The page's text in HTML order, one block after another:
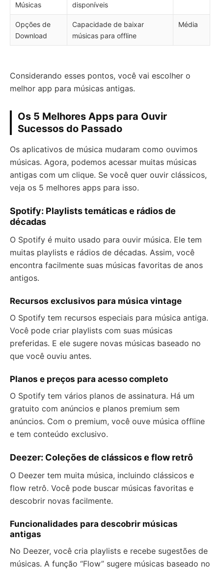
Músicas
disponíveis
Opções de
Download
Capacidade de baixar
músicas para offline
Média
Considerando esses pontos, você vai escolher o
melhor app para músicas antigas.
Os 5 Melhores Apps para Ouvir
Sucessos do Passado
Os aplicativos de música mudaram como ouvimos
músicas. Agora, podemos acessar muitas músicas
antigas com um clique. Se você quer ouvir clássicos,
veja os 5 melhores apps para isso.
Spotify: Playlists temáticas e rádios de
décadas
O Spotify é muito usado para ouvir música. Ele tem
muitas playlists e rádios de décadas. Assim, você
encontra facilmente suas músicas favoritas de anos
antigos.
Recursos exclusivos para música vintage
O Spotify tem recursos especiais para música antiga.
Você pode criar playlists com suas músicas
preferidas. E ele sugere novas músicas baseado no
que você ouviu antes.
Planos e preços para acesso completo
O Spotify tem vários planos de assinatura. Há um
gratuito com anúncios e planos premium sem
anúncios. Com o premium, você ouve música offline
e tem conteúdo exclusivo.
Deezer: Coleções de clássicos e flow retrô
O Deezer tem muita música, incluindo clássicos e
flow retrô. Você pode buscar músicas favoritas e
descobrir novas facilmente.
Funcionalidades para descobrir músicas
antigas
No Deezer, você cria playlists e recebe sugestões de
músicas. A função “Flow” sugere músicas baseado no